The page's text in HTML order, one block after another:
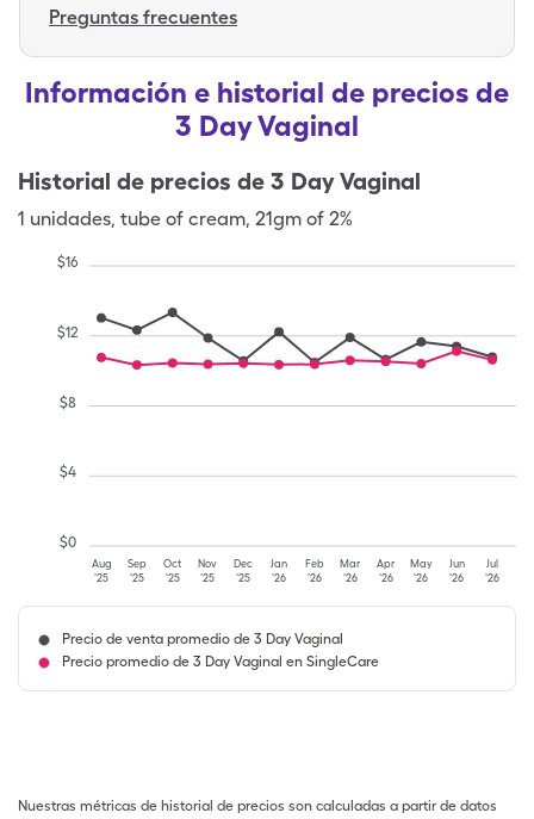
Preguntas frecuentes
Información e historial de precios de
3 Day Vaginal
Historial de precios de 3 Day Vaginal
1 unidades, tube of cream, 21gm of 2%
Aug
'25
Sep
'25
Oct
'25
Nov
'25
Dec
'25
Jan
'26
Feb
'26
Mar
'26
Apr
'26
May
'26
Jun
'26
Jul
'26
$0
$4
$8
$12
$16
Precio de venta promedio de 3 Day Vaginal
Precio promedio de 3 Day Vaginal en SingleCare
Nuestras métricas de historial de precios son calculadas a partir de datos